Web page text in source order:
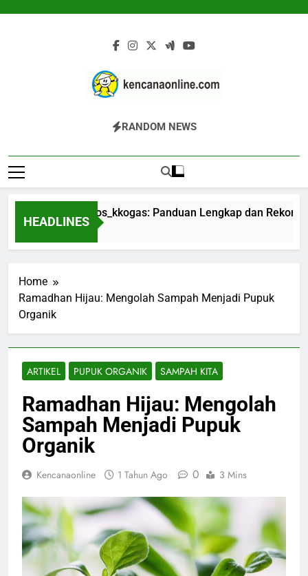
Kencana Online
Jasa Pengelolaan Sampah Kawasan
Dan Industri
RANDOM NEWS
HEADLINES
Teknologi Biophos_kkogas: Panduan Lengkap dan
23 Jam Ago
Home
Ramadhan Hijau: Mengolah Sampah Menjadi Pupuk
Organik
ARTIKEL PUPUK ORGANIK SAMPAH KITA
Ramadhan Hijau: Mengolah
Sampah Menjadi Pupuk
Organik
Kencanaonline 1 Tahun Ago 0 3 Mins